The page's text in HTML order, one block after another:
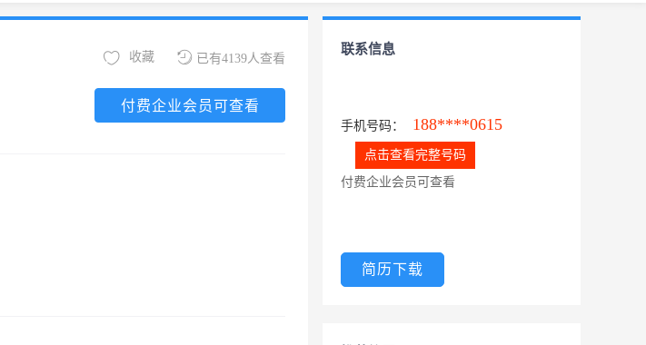
已有4139人查看
收藏
付费企业会员可查看
联系信息
手机号码： 188****0615
点击查看完整号码
付费企业会员可查看
简历下载